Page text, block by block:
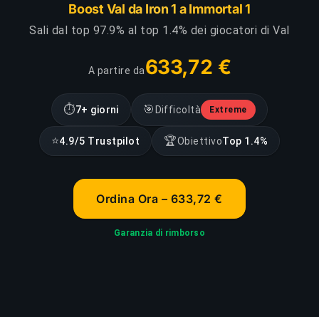
Boost Val da Iron 1 a Immortal 1
Sali dal top 97.9% al top 1.4% dei giocatori di Val
A partire da633,72 €
⏱7+ giorni 🎯 Difficoltà Extreme
⭐4.9/5 Trustpilot 🏆ObiettivoTop 1.4%
Ordina Ora – 633,72 €
Garanzia di rimborso